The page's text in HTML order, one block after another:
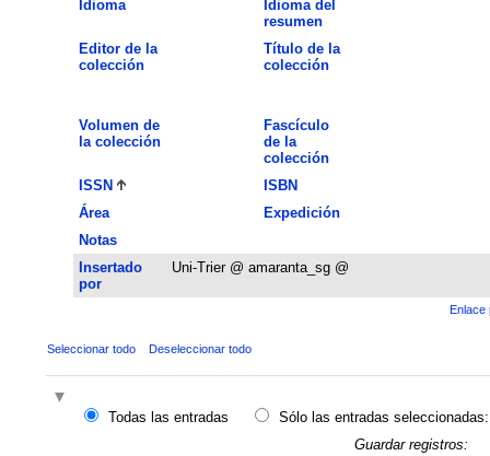
Idioma
Idioma del
resumen
Editor de la
colección
Título de la
colección
Volumen de
la colección
Fascículo
de la
colección
ISSN
ISBN
Área
Expedición
Notas
Insertado
por
Uni-Trier @ amaranta_sg @
Enlace
Seleccionar todo Deseleccionar todo
Todas las entradas
Sólo las entradas seleccionadas:
Guardar registros: